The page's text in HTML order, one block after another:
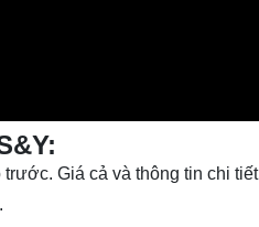
Giá cả và thông tin chi tiết